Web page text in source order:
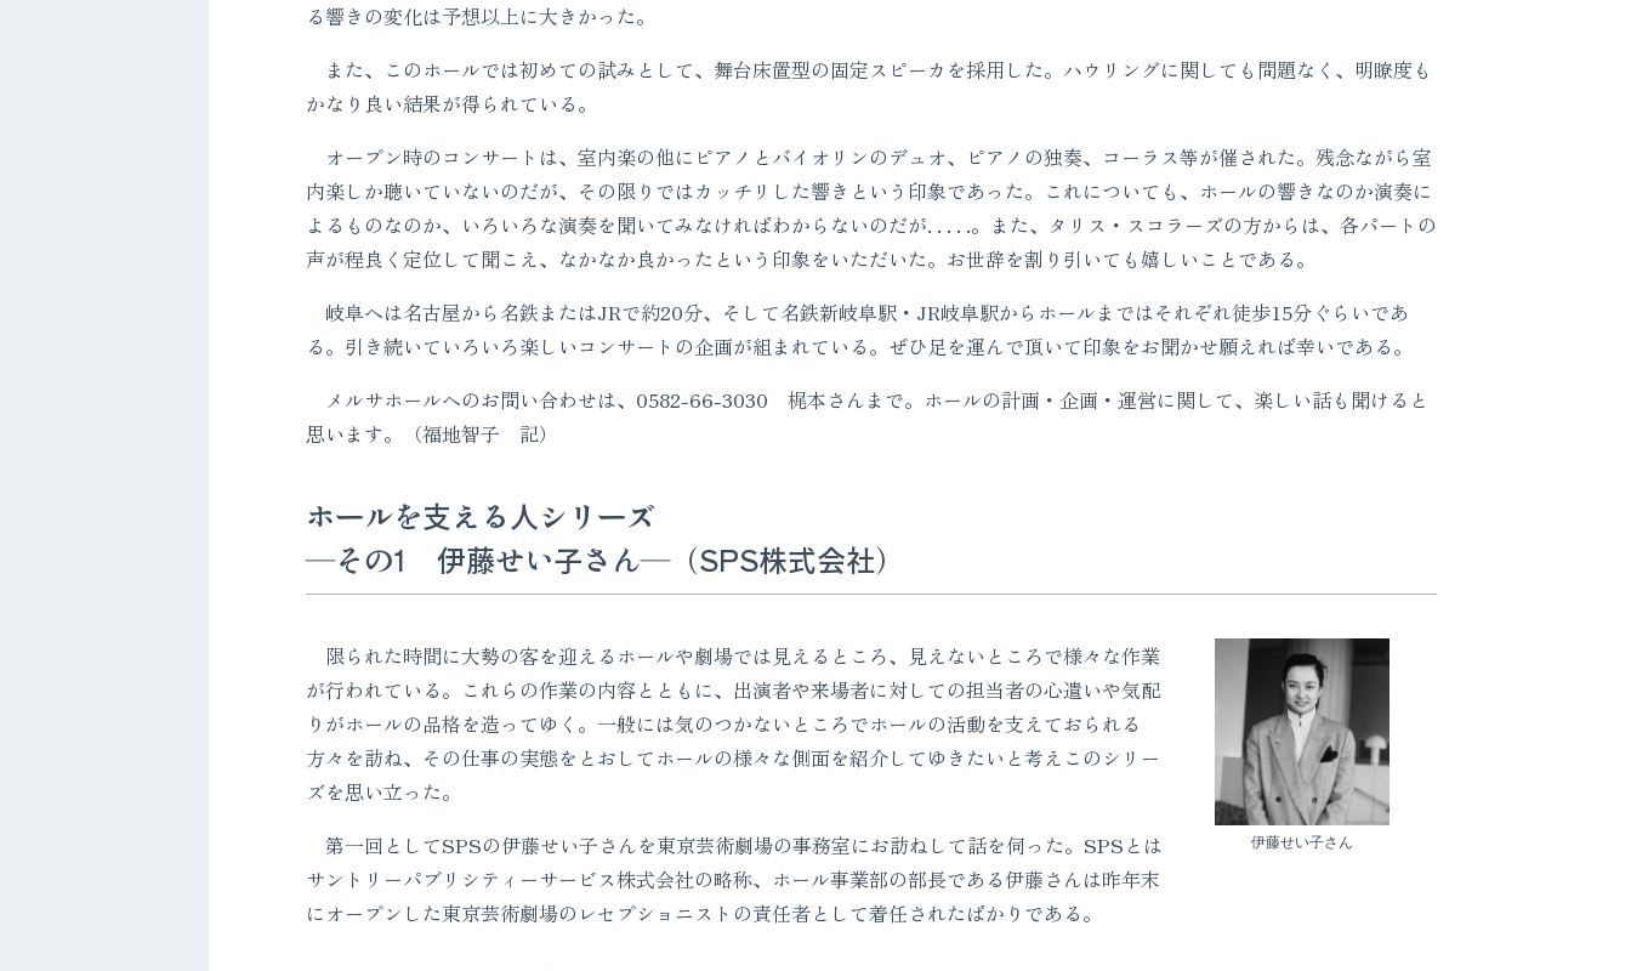
る響きの変化は予想以上に大きかった。
また、このホールでは初めての試みとして、舞台床置型の固定スピーカを採用した。ハウリングに関しても問題なく、明瞭度も
かなり良い結果が得られている。
オープン時のコンサートは、室内楽の他にピアノとバイオリンのデュオ、ピアノの独奏、コーラス等が催された。残念ながら室
内楽しか聴いていないのだが、その限りではカッチリした響きという印象であった。これについても、ホールの響きなのか演奏に
よるものなのか、いろいろな演奏を聞いてみなければわからないのだが. . . . .。また、タリス・スコラーズの方からは、各パートの
声が程良く定位して聞こえ、なかなか良かったという印象をいただいた。お世辞を割り引いても嬉しいことである。
岐阜へは名古屋から名鉄またはJRで約20分、そして名鉄新岐阜駅・JR岐阜駅からホールまではそれぞれ徒歩15分ぐらいであ
る。引き続いていろいろ楽しいコンサートの企画が組まれている。ぜひ足を運んで頂いて印象をお聞かせ願えれば幸いである。
メルサホールへのお問い合わせは、0582-66-3030 梶本さんまで。ホールの計画・企画・運営に関して、楽しい話も聞けると
思います。（福地智子 記）
ホールを支える人シリーズ
―その1 伊藤せい子さん―（SPS株式会社）
限られた時間に大勢の客を迎えるホールや劇場では見えるところ、見えないところで様々な作業
が行われている。これらの作業の内容とともに、出演者や来場者に対しての担当者の心遣いや気配
りがホールの品格を造ってゆく。一般には気のつかないところでホールの活動を支えておられる
方々を訪ね、その仕事の実態をとおしてホールの様々な側面を紹介してゆきたいと考えこのシリー
ズを思い立った。
第一回としてSPSの伊藤せい子さんを東京芸術劇場の事務室にお訪ねして話を伺った。SPSとは
サントリーパブリシティーサービス株式会社の略称、ホール事業部の部長である伊藤さんは昨年末
にオープンした東京芸術劇場のレセプショニストの責任者として着任されたばかりである。
伊藤せい子さん